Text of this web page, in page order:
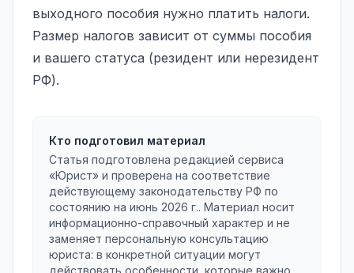
выходного пособия нужно платить налоги.
Размер налогов зависит от суммы пособия
и вашего статуса (резидент или нерезидент
РФ).
Кто подготовил материал
Статья подготовлена редакцией сервиса
«Юрист» и проверена на соответствие
действующему законодательству РФ по
состоянию на июнь 2026 г.. Материал носит
информационно-справочный характер и не
заменяет персональную консультацию
юриста: в конкретной ситуации могут
действовать особенности, которые важно